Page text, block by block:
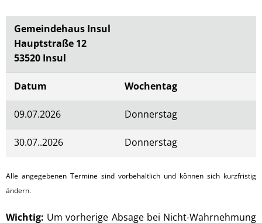
Gemeindehaus Insul
Hauptstraße 12
53520 Insul
Datum Wochentag
09.07.2026 Donnerstag
30.07..2026 Donnerstag
Alle angegebenen Termine sind vorbehaltlich und können sich kurzfristig
ändern.
Wichtig: Um vorherige Absage bei Nicht-Wahrnehmung